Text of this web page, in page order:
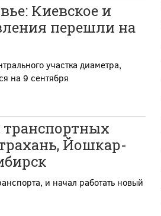
Киевское и
перешли на
участка диаметра,
на 9 сентября
Йошкар-
и начал работать новый